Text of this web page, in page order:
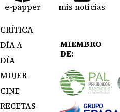
e-papper mis noticias
CRÍTICA
DÍA A
DÍA
MUJER
CINE
RECETAS
MIEMBRO
DE: